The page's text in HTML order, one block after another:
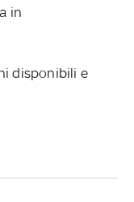
in
disponibili e